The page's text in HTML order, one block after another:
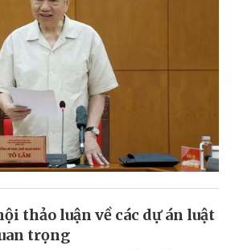
thảo luận về các dự án luật
trọng